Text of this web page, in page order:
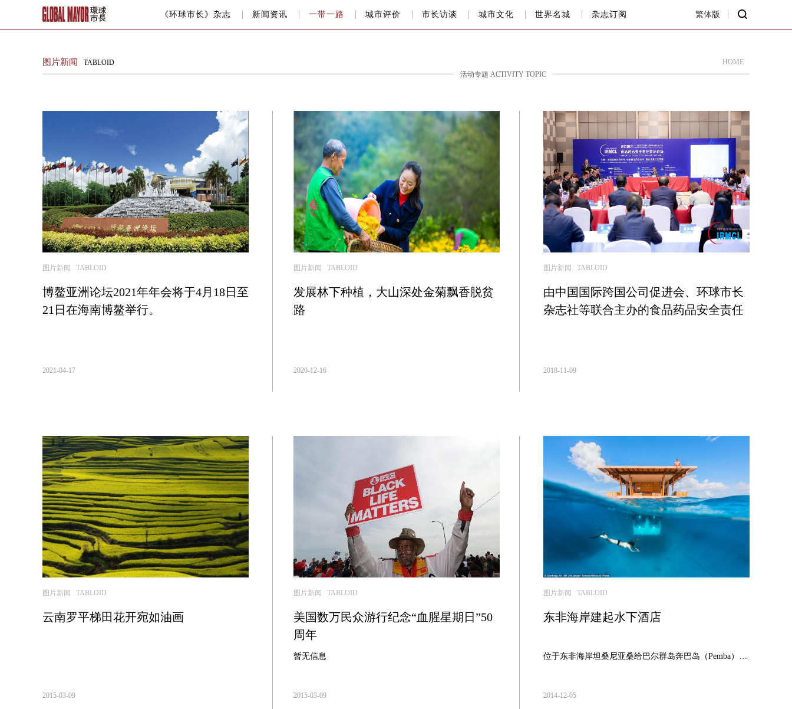
《环球市长》杂志 新闻资讯 一带一路 城市评价 市长访谈 城市文化 世界名城 杂志订阅 繁体版
图片新闻TABLOID
HOME
活动专题 ACTIVITY TOPIC
图片新闻 TABLOID
博鳌亚洲论坛2021年年会将于4月18日至
21日在海南博鳌举行。
2021-04-17
图片新闻 TABLOID
发展林下种植，大山深处金菊飘香脱贫
路
2020-12-16
图片新闻 TABLOID
由中国国际跨国公司促进会、环球市长
杂志社等联合主办的食品药品安全责任
2018-11-09
图片新闻 TABLOID
云南罗平梯田花开宛如油画
2015-03-09
图片新闻 TABLOID
美国数万民众游行纪念“血腥星期日”50
周年
暂无信息
2015-03-09
图片新闻 TABLOID
东非海岸建起水下酒店
位于东非海岸坦桑尼亚桑给巴尔群岛奔巴岛（Pemba）部分位于水下...
2014-12-05